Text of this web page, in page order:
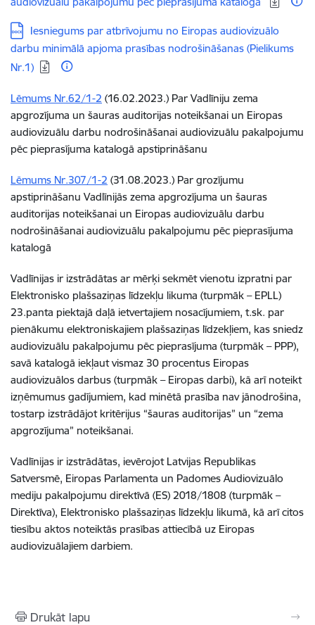
Lejupielādēt:
Iesniegums par atbrīvojumu no Eiropas audiovizuālo
darbu minimālā apjoma prasības nodrošināšanas (Pielikums
Nr.1)
Lēmums Nr.62/1-2 (16.02.2023.) Par Vadlīniju zema
apgrozījuma un šauras auditorijas noteikšanai un Eiropas
audiovizuālu darbu nodrošināšanai audiovizuālu pakalpojumu
pēc pieprasījuma katalogā apstiprināšanu
Lēmums Nr.307/1-2 (31.08.2023.) Par grozījumu
apstiprināšanu Vadlīnijās zema apgrozījuma un šauras
auditorijas noteikšanai un Eiropas audiovizuālu darbu
nodrošināšanai audiovizuālu pakalpojumu pēc pieprasījuma
katalogā
Vadlīnijas ir izstrādātas ar mērķi sekmēt vienotu izpratni par
Elektronisko plašsaziņas līdzekļu likuma (turpmāk – EPLL)
23.panta piektajā daļā ietvertajiem nosacījumiem, t.sk. par
pienākumu elektroniskajiem plašsaziņas līdzekļiem, kas sniedz
audiovizuālu pakalpojumu pēc pieprasījuma (turpmāk – PPP),
savā katalogā iekļaut vismaz 30 procentus Eiropas
audiovizuālos darbus (turpmāk – Eiropas darbi), kā arī noteikt
izņēmumus gadījumiem, kad minētā prasība nav jānodrošina,
tostarp izstrādājot kritērijus “šauras auditorijas” un “zema
apgrozījuma” noteikšanai.
Vadlīnijas ir izstrādātas, ievērojot Latvijas Republikas
Satversmē, Eiropas Parlamenta un Padomes Audiovizuālo
mediju pakalpojumu direktīvā (ES) 2018/1808 (turpmāk –
Direktīva), Elektronisko plašsaziņas līdzekļu likumā, kā arī citos
tiesību aktos noteiktās prasības attiecībā uz Eiropas
audiovizuālajiem darbiem.
Drukāt lapu